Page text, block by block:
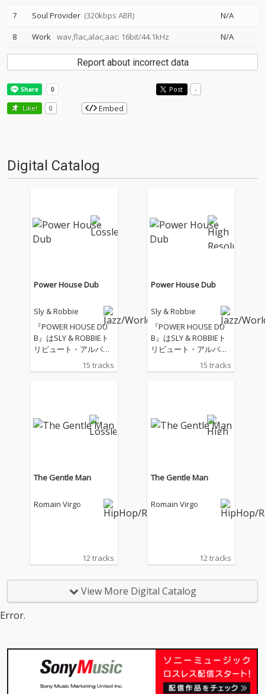
7
Soul Provider (320kbps ABR)
N/A
8
Work wav,flac,alac,aac: 16bit/44.1kHz N/A
Report about incorrect data
Post -
Like! 0 Embed
Digital Catalog
Power House Dub
Sly & Robbie
『POWER HOUSE DU
B』はSLY & ROBBIEト
リビュート・アルバ
ム。今年1月に亡くな
ったSLY DUNBARと202
スホールを進化・変革
し続けた歴史的＆偉大
デューサー・コンビへ
の追悼企画アルバム。
デューサー、GEORGE
PHANGが主宰・運営し
手掛けたDUBヴァージ
15 tracks
Power House Dub
Sly & Robbie
『POWER HOUSE DU
B』はSLY & ROBBIEト
リビュート・アルバ
ム。今年1月に亡くな
ったSLY DUNBARと202
スホールを進化・変革
し続けた歴史的＆偉大
デューサー・コンビへ
の追悼企画アルバム。
デューサー、GEORGE
PHANGが主宰・運営し
手掛けたDUBヴァージ
15 tracks
The Gentle Man
Romain Virgo
12 tracks
The Gentle Man
Romain Virgo
12 tracks
View More Digital Catalog
Error.